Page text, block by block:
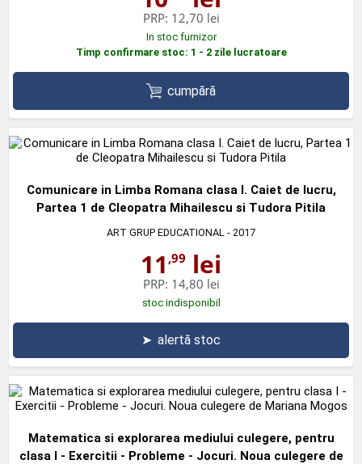
PRP: 12,70 lei
In stoc furnizor
Timp confirmare stoc: 1 - 2 zile lucratoare
cumpără
Comunicare in Limba Romana clasa I. Caiet de lucru,
Partea 1 de Cleopatra Mihailescu si Tudora Pitila
ART GRUP EDUCATIONAL - 2017
11 ,99 lei
PRP: 14,80 lei
stoc indisponibil
➤ alertă stoc
Matematica si explorarea mediului culegere, pentru
clasa I - Exercitii - Probleme - Jocuri. Noua culegere de